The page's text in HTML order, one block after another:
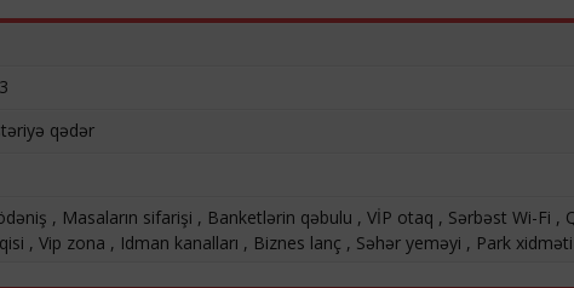
qədər
, Masaların sifarişi , Banketlərin qəbulu , VİP otaq , Sərbəst Wi-Fi ,
, Vip zona , Idman kanalları , Biznes lanç , Səhər yeməyi , Park xidməti